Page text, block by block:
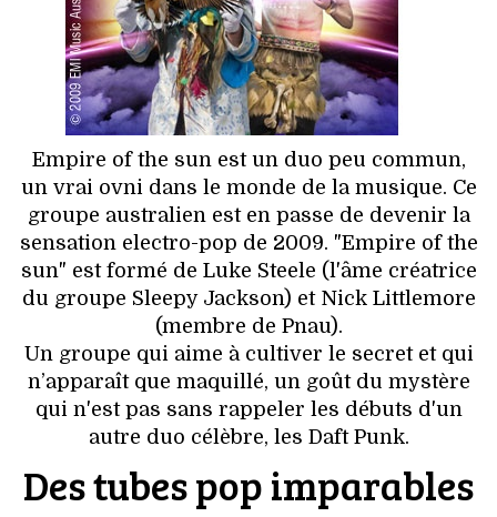
MAISON
AUTO
LIEUX TENDANCES
BEAUTÉ
MODE DE RUE
JEUNES CRÉATEURS
HISTOIRE DES MARQUES
DÉCO
VOYAGES & LOISIRS
Empire of the sun est un duo peu commun,
un vrai ovni dans le monde de la musique. Ce
groupe australien est en passe de devenir la
sensation electro-pop de 2009. "Empire of the
sun" est formé de Luke Steele (l'âme créatrice
du groupe Sleepy Jackson) et Nick Littlemore
(membre de Pnau).
Un groupe qui aime à cultiver le secret et qui
n’apparaît que maquillé, un goût du mystère
qui n'est pas sans rappeler les débuts d'un
autre duo célèbre, les Daft Punk.
Des tubes pop imparables